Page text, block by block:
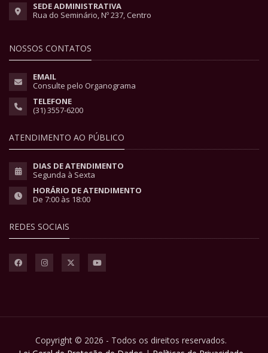
SEDE ADMINISTRATIVA
Rua do Seminário, Nº 237, Centro
NOSSOS CONTATOS
EMAIL
Consulte pelo Organograma
TELEFONE
(31) 3557-6200
ATENDIMENTO AO PÚBLICO
DIAS DE ATENDIMENTO
Segunda à Sexta
HORÁRIO DE ATENDIMENTO
De 7:00 às 18:00
REDES SOCIAIS
Copyright © 2026 - Todos os direitos reservados.